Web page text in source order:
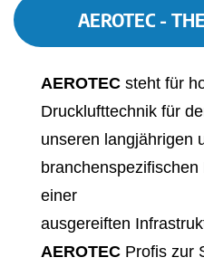
AEROTEC -
AEROTEC steht für
Drucklufttechnik für
unseren langjährigen
einer
ausgereiften
AEROTEC Profis zur